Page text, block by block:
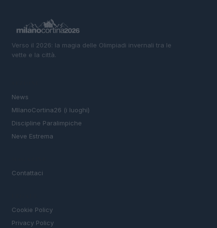
Verso il 2026: la magia delle Olimpiadi invernali tra le
vette e la città.
News
MIlanoCortina26 (i luoghi)
Discipline Paralimpiche
Neve Estrema
Contattaci
Cookie Policy
Privacy Policy